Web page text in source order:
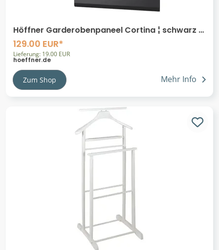
Höffner Garderobenpaneel Cortina ¦ schwarz ¦
Holzwerkstoff ¦ Maße (cm): B: 80 H: 110 T:
129.00 EUR*
Lieferung: 19.00 EUR
hoeffner.de
Zum Shop Mehr Info